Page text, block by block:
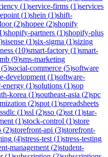
(1)service-firms (1)services
(1)shein (1)shift-
(2)shopee (2)shopify
)shopify-partners (1)shopify-plus
)sisense (1)six-sigma (1)sizing
(10)smart-factory (1)smart-
(9)sms-marketing
(5)social-commerce (5)software
development (1)software-
energy (1)solutions (1)sop
korea (1)southeast-asia (2)spc
(2)spot (1)spreadsheets
ssdlc (1)ssl (2)sso (2)sst (1)star-
(1)stock-control (1)store
(2)storefront-api (3)storefront-
(4)stress-test (1)stress-testing
management (2)student-